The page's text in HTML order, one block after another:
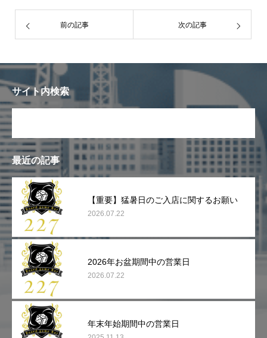
前の記事 次の記事
サイト内検索
最近の記事
【重要】猛暑日のご入店に関するお願い
2026.07.22
2026年お盆期間中の営業日
2026.07.22
年末年始期間中の営業日